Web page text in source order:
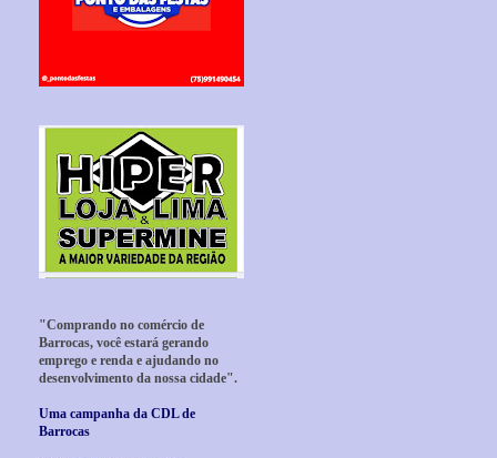
"Comprando no comércio de
Barrocas, você estará gerando
emprego e renda e ajudando no
desenvolvimento da nossa cidade".
Uma campanha da CDL de
Barrocas